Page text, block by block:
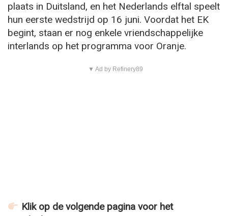
plaats in Duitsland, en het Nederlands elftal speelt
hun eerste wedstrijd op 16 juni. Voordat het EK
begint, staan er nog enkele vriendschappelijke
interlands op het programma voor Oranje.
▼ Ad by Refinery89
Klik op de volgende pagina voor het